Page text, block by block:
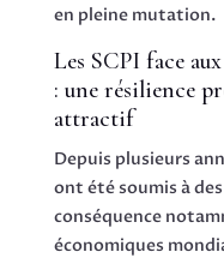
en pleine mutation.
Les SCPI face
: une résilience
attractif
Depuis plusieurs
ont été soumis à
conséquence
économiques